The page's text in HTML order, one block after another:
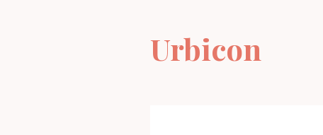
content
Urbicon